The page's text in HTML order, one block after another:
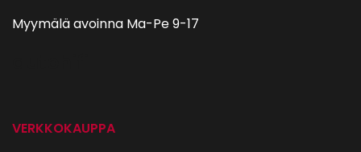
Myymälä avoinna Ma-Pe 9-17
VERKKOKAUPPA